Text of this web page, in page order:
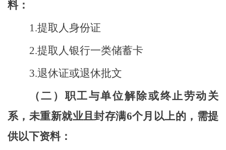
料：
1.提取人身份证
2.提取人银行一类储蓄卡
3.退休证或退休批文
（二）职工与单位解除或终止劳动关
系，未重新就业且封存满6个月以上的，需提
供以下资料：